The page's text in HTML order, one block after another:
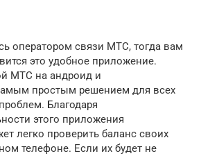
оператором связи МТС, тогда вам
это удобное приложение.
МТС на андроид и
простым решением для всех
Благодаря
этого приложения
легко проверить баланс своих
телефоне. Если их будет не